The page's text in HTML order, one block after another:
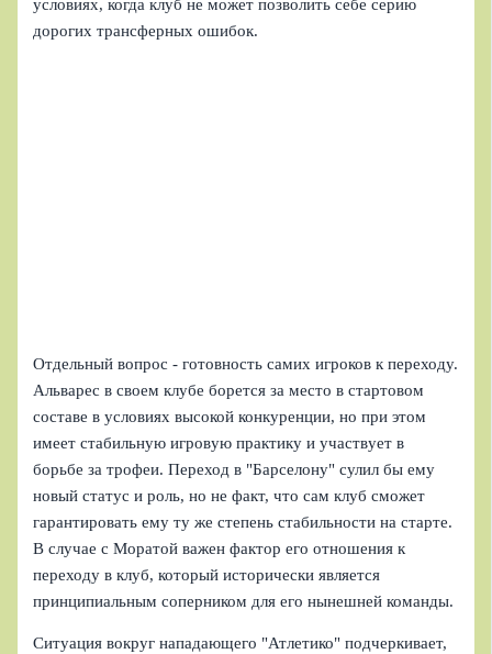
условиях, когда клуб не может позволить себе серию
дорогих трансферных ошибок.
Отдельный вопрос - готовность самих игроков к переходу.
Альварес в своем клубе борется за место в стартовом
составе в условиях высокой конкуренции, но при этом
имеет стабильную игровую практику и участвует в
борьбе за трофеи. Переход в "Барселону" сулил бы ему
новый статус и роль, но не факт, что сам клуб сможет
гарантировать ему ту же степень стабильности на старте.
В случае с Моратой важен фактор его отношения к
переходу в клуб, который исторически является
принципиальным соперником для его нынешней команды.
Ситуация вокруг нападающего "Атлетико" подчеркивает,